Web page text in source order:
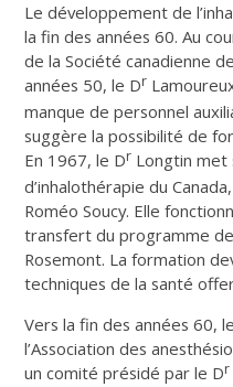
Le développement de
la fin des années 60. Au
de la Société canadienne
années 50, le Dr
manque de personnel
suggère la possibilité de
En 1967, le Dr Longtin met
d’inhalothérapie du
Roméo Soucy. Elle
transfert du programme
Rosemont. La formation
techniques de la santé
Vers la fin des années 60,
l’Association des
un comité présidé par le Dr